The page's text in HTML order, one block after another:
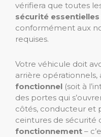
vérifiera que toutes
sécurité essentielles
conformément aux
requises.
Votre véhicule doit
arrière opérationnels,
fonctionnel (soit à
des portes qui
côtés, conducteur et
ceintures de sécurité
fonctionnement –